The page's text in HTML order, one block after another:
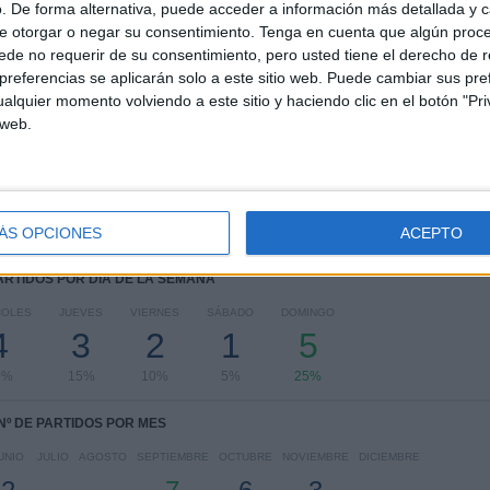
De forma alternativa, puede acceder a información más detallada y
otorgar o negar su consentimiento. Tenga en cuenta que algún
no requerir de su consentimiento, pero usted tiene el derecho de
se aplicarán solo a este sitio web. Puede cambiar sus
momento volviendo a este sitio y haciendo clic en el botón
OPCIONES ACEPTO
Leona
RANKING POR COMPETICIONES
FIFA Copa Mundial 2026
17 (85%)
POR DÍA DE LA SEMANA
JUEVES
3
15%
VIERNES
2
10%
SÁBADO
1
5%
DOMINGO
5
25%
Nº DE PARTIDOS POR MES
JULIO AGOSTO SEPTIEMBRE OCTUBRE NOVIEMBRE DICIEMBRE